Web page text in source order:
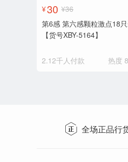
¥30 ¥36
第6感 第六感颗粒激点18
【货号XBY-5164】
2.12千人付款 热度
全场正品行